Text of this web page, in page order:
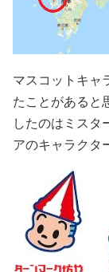
マスコットキャ
たことがあると
したのはミスタ
アのキャラクタ